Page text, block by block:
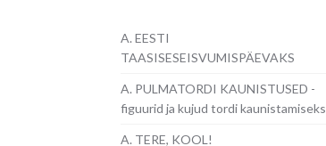
A. EESTI
TAASISESEISVUMISPÄEVAKS
A. PULMATORDI KAUNISTUSED -
figuurid ja kujud tordi kaunistamiseks
A. TERE, KOOL!